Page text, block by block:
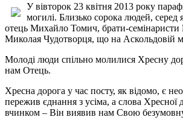
У вівторок 23 квітня 2013 року
могилі. Близько сорока людей,
отець Михайло Томич, брати-семінаристи
Миколая Чудотворця, що на Аскольдовій
Молоді люди спільно молилися Хресну
нам Отець.
Хресна дорога у час посту, як відомо, є
пережив єднання з усіма, а слова
вчинком – Він виявив нам Свою